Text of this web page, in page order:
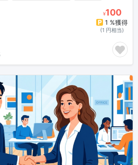
¥100
1 %獲得
(1 円相当)